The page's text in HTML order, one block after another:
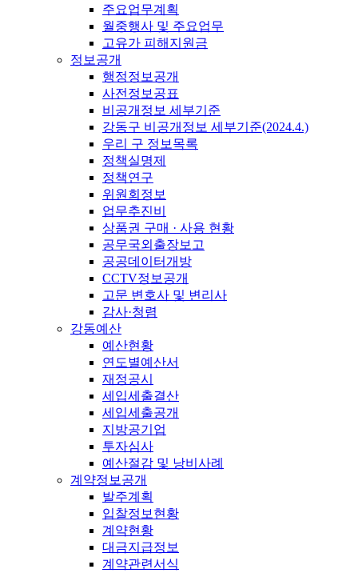
주요업무계획
월중행사 및 주요업무
고유가 피해지원금
정보공개
행정정보공개
사전정보공표
비공개정보 세부기준
강동구 비공개정보 세부기준(2024.4.)
우리 구 정보목록
정책실명제
정책연구
위원회정보
업무추진비
상품권 구매 · 사용 현황
공무국외출장보고
공공데이터개방
CCTV정보공개
고문 변호사 및 변리사
감사·청렴
강동예산
예산현황
연도별예산서
재정공시
세입세출결산
세입세출공개
지방공기업
투자심사
예산절감 및 낭비사례
계약정보공개
발주계획
입찰정보현황
계약현황
대금지급정보
계약관련서식